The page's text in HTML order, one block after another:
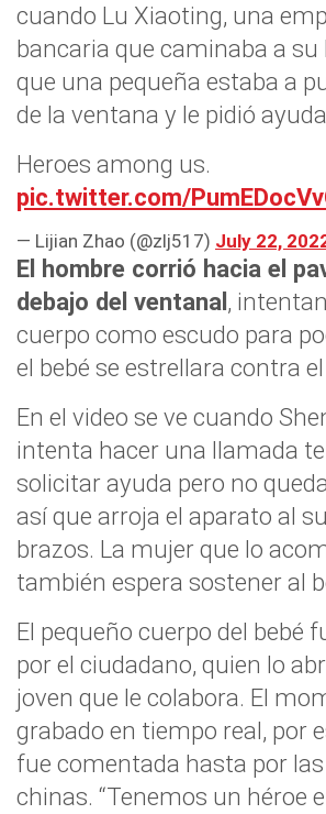
cuando Lu Xiaoting, una
bancaria que caminaba a su
que una pequeña estaba a
de la ventana y le pidió
Heroes among us.
pic.twitter.com/
— Lijian Zhao (@zlj517) July 22,
El hombre corrió hacia el
debajo del ventanal,
cuerpo como escudo para
el bebé se estrellara contra
En el video se ve cuando
intenta hacer una llamada
solicitar ayuda pero no
así que arroja el aparato al
brazos. La mujer que lo
también espera sostener al
El pequeño cuerpo del bebé
por el ciudadano, quien lo
joven que le colabora. El
grabado en tiempo real, por
fue comentada hasta por
chinas. “Tenemos un héroe